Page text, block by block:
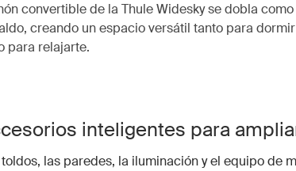
convertible de la Thule Widesky se dobla como
creando un espacio versátil tanto para dormir
para relajarte.
inteligentes para
toldos, las paredes, la iluminación y el equipo de